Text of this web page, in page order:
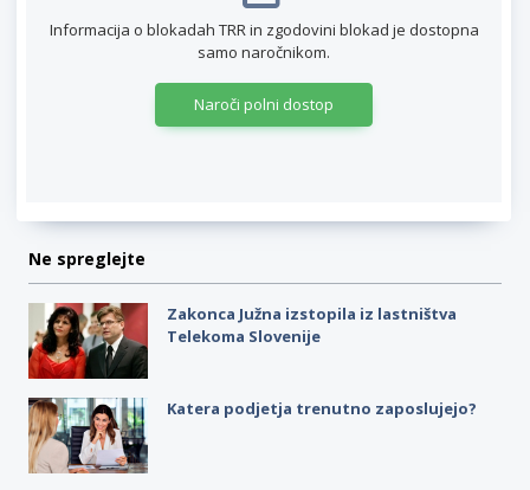
Informacija o blokadah TRR in zgodovini blokad je dostopna
samo naročnikom.
Naroči polni dostop
Ne spreglejte
Zakonca Južna izstopila iz lastništva
Telekoma Slovenije
Katera podjetja trenutno zaposlujejo?